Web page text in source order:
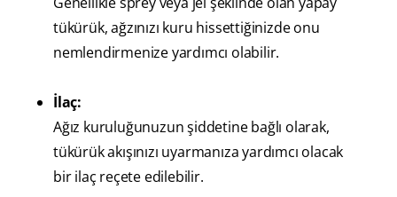
tükürük, ağzınızı kuru hissettiğinizde onu
nemlendirmenize yardımcı olabilir.
İlaç:
Ağız kuruluğunuzun şiddetine bağlı olarak,
tükürük akışınızı uyarmanıza yardımcı olacak
bir ilaç reçete edilebilir.